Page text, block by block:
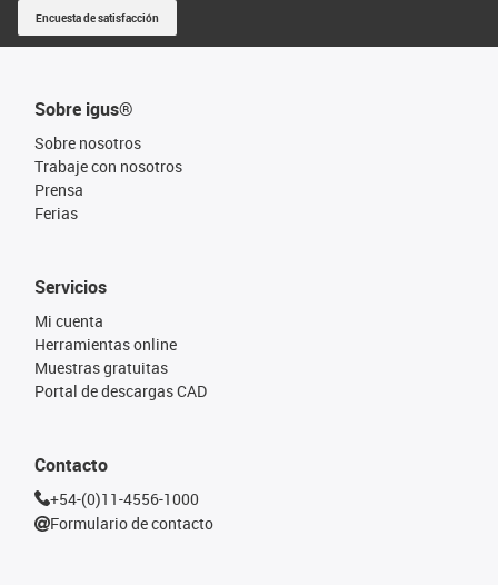
Encuesta de satisfacción
Sobre igus®
Sobre nosotros
Trabaje con nosotros
Prensa
Ferias
Servicios
Mi cuenta
Herramientas online
Muestras gratuitas
Portal de descargas CAD
Contacto
+54-(0)11-4556-1000
Formulario de contacto